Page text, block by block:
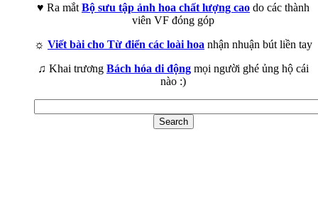
♥ Ra mắt Bộ sưu tập ảnh hoa chất lượng cao do các thành
viên VF đóng góp
☼ Viết bài cho Từ điển các loài hoa nhận nhuận bút liền tay
♫ Khai trương Bách hóa di động mọi người ghé ủng hộ cái
nào :)